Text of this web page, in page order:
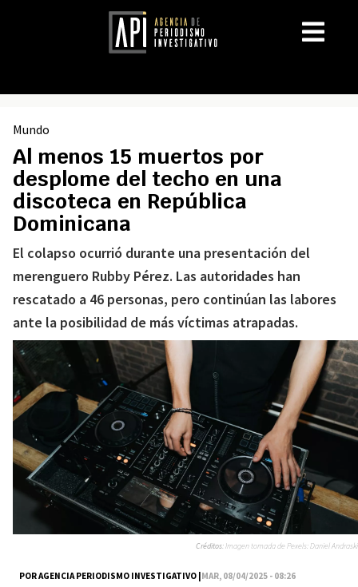
Mundo
Al menos 15 muertos por
desplome del techo en una
discoteca en República
Dominicana
El colapso ocurrió durante una presentación del
merenguero Rubby Pérez. Las autoridades han
rescatado a 46 personas, pero continúan las labores
ante la posibilidad de más víctimas atrapadas.
POR AGENCIA PERIODISMO INVESTIGATIVO |MAR, 08/04/2025 - 08:26
Créditos:Imagen tomada de Pexels: Daniel Andraski